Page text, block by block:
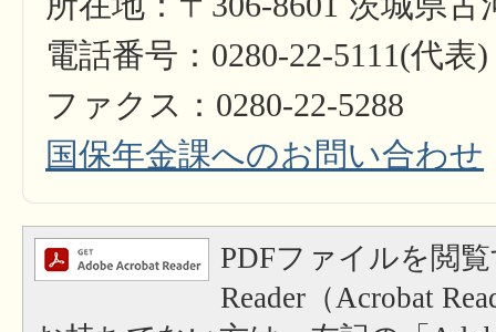
電話番号：0280-22-5111(代表)
ファクス：0280-22-5288
国保年金課へのお問い合わせ
PDFファイルを閲
Reader（Acrobat